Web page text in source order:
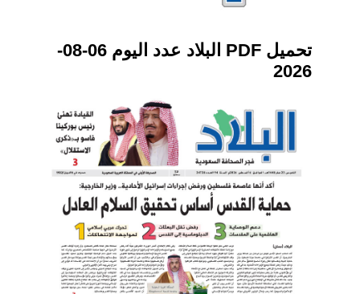
تحميل PDF البلاد عدد اليوم 06-08-
2026